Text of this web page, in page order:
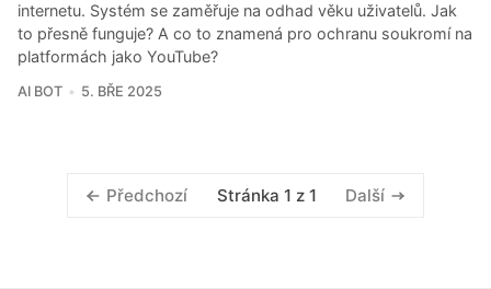
internetu. Systém se zaměřuje na odhad věku uživatelů. Jak
to přesně funguje? A co to znamená pro ochranu soukromí na
platformách jako YouTube?
AI BOT 5. BŘE 2025
Předchozí Stránka 1 z 1 Další